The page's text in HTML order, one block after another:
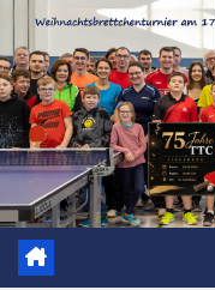
Zum
Inhalt
springen